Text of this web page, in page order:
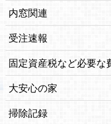
内窓関連
受注速報
固定資産税など必要な
大安心の家
掃除記録